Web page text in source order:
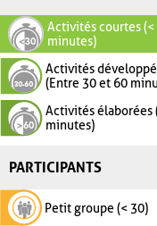
Activités courtes (<
minutes)
Activités
(Entre 30 et 60
Activités élaborées
minutes)
PARTICIPANTS
Petit groupe (< 30)